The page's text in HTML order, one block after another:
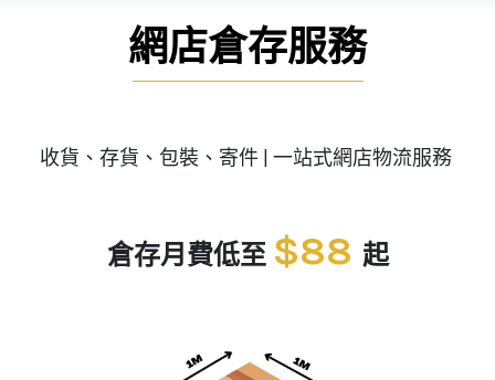
網店倉存服務
收貨、存貨、包裝、寄件 | 一站式網店物流服務
倉存月費低至 $88 起